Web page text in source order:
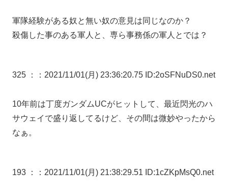
軍隊経験がある奴と無い奴の意見は同じなのか？
殺傷した事のある軍人と、専ら事務係の軍人とでは？
325 ： ：2021/11/01(月) 23:36:20.75 ID:2oSFNuDS0.net
10年前は丁度ガンダムUCがヒットして、最近閃光のハ
サウェイで盛り返してるけど、その間は微妙やったから
なぁ。
193 ： ：2021/11/01(月) 21:38:29.51 ID:1cZKpMsQ0.net